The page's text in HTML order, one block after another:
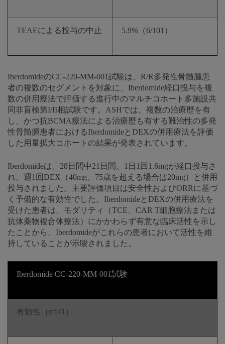
TEAEによる投与の中止 5.9%（6/101）
IberdomideのCC-220-MM-001試験は、R/R多発性骨髄腫患
者の複数のセグメントを対象に、Iberdomide経口投与を複
数の併用療法で評価する進行中のマルチコホート多施設共
同非盲検第I/II相試験です。ASHでは、複数の治療歴を有
し、かつ抗BCMA療法による治療歴も有する難治性の多発
性骨髄腫患者におけるIberdomideとDEXの併用療法を評価
した用量拡大コホートの結果が発表されています。
Iberdomideは、28日間中21日間、1日1回1.6mgが経口投与さ
れ、週1回DEX（40mg、75歳を超える場合は20mg）と併用
投与されました。主要評価項目は安全性およびORRに基づ
く予備的な有効性でした。IberdomideとDEXの併用療法を
受けた患者は、モダリティ（TCE、CAR T細胞療法または
抗体薬物複合体療法）にかかわらず有意な臨床活性を示し
たことから、Iberdomideがこれらの患者において活性を維
持していることが示唆されました。
Iberdomide CC-220-MM-001試験
有効性（n=41）